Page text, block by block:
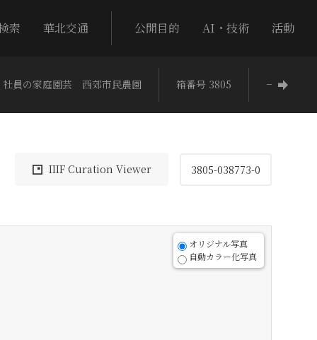
索 華北交通 公開目的 AI・技術 活動
社員の家庭園芸 西郊市民農園 箱番号 3805 −
IIIF Curation Viewer 3805-038773-0
オリジナル写真
自動カラー化写真